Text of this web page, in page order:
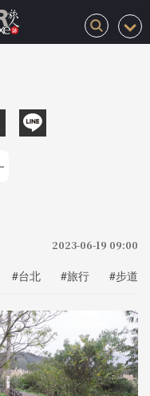
2023-06-19 09:00
#台北 #旅行 #步道